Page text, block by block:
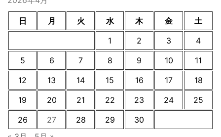
日 月 火 水 木 金
土
1
2 3
4
5
6 7 8 9 10
11
12
13 14 15 16 17
18
19
20 21 22 23 24
25
26
27 28 29
30